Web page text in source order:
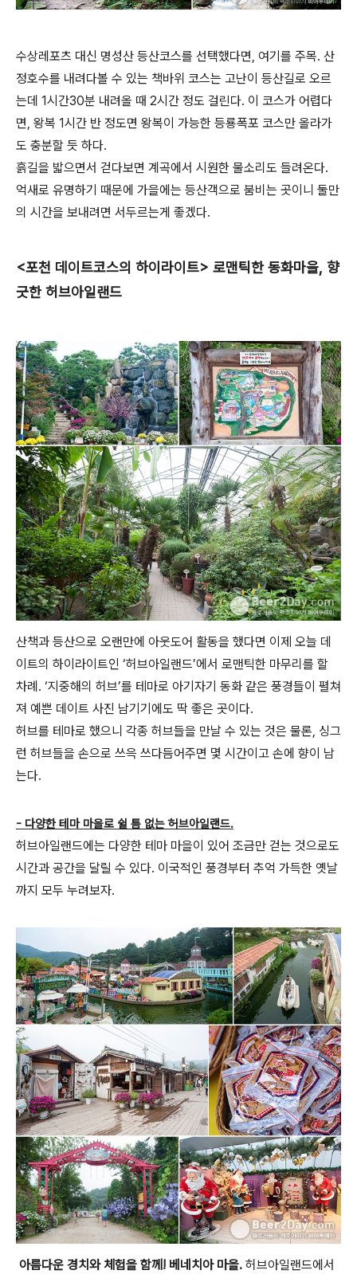
수상레포츠 대신 명성산 등산코스를 선택했다면, 여기를 주목. 산
정호수를 내려다볼 수 있는 책바위 코스는 고난이 등산길로 오르
는데 1시간30분 내려올 때 2시간 정도 걸린다. 이 코스가 어렵다
면, 왕복 1시간 반 정도면 왕복이 가능한 등룡폭포 코스만 올라가
도 충분할 듯 하다.
흙길을 밟으면서 걷다보면 계곡에서 시원한 물소리도 들려온다.
억새로 유명하기 때문에 가을에는 등산객으로 붐비는 곳이니 둘만
의 시간을 보내려면 서두르는게 좋겠다.
<포천 데이트코스의 하이라이트> 로맨틱한 동화마을, 향
긋한 허브아일랜드
산책과 등산으로 오랜만에 아웃도어 활동을 했다면 이제 오늘 데
이트의 하이라이트인 ‘허브아일랜드’에서 로맨틱한 마무리를 할
차례. ‘지중해의 허브’를 테마로 아기자기 동화 같은 풍경들이 펼쳐
져 예쁜 데이트 사진 남기기에도 딱 좋은 곳이다.
허브를 테마로 했으니 각종 허브들을 만날 수 있는 것은 물론, 싱그
런 허브들을 손으로 쓰윽 쓰다듬어주면 몇 시간이고 손에 향이 남
는다.
- 다양한 테마 마을로 쉴 틈 없는 허브아일랜드.
허브아일랜드에는 다양한 테마 마을이 있어 조금만 걷는 것으로도
시간과 공간을 달릴 수 있다. 이국적인 풍경부터 추억 가득한 옛날
까지 모두 누려보자.
아름다운 경치와 체험을 함께! 베네치아 마을. 허브아일랜드에서